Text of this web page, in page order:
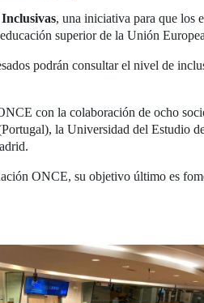
, una iniciativa para que los
superior de la Unión
podrán consultar el nivel de
con la colaboración de ocho
la Universidad del Estudio
ONCE, su objetivo último es